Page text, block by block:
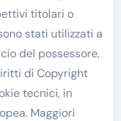
titolari o
stati utilizzati a
del possessore,
di Copyright
tecnici, in
Maggiori